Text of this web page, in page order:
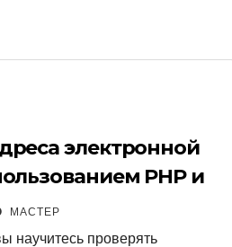
электронной
PHP и
МАСТЕР
научитесь проверять